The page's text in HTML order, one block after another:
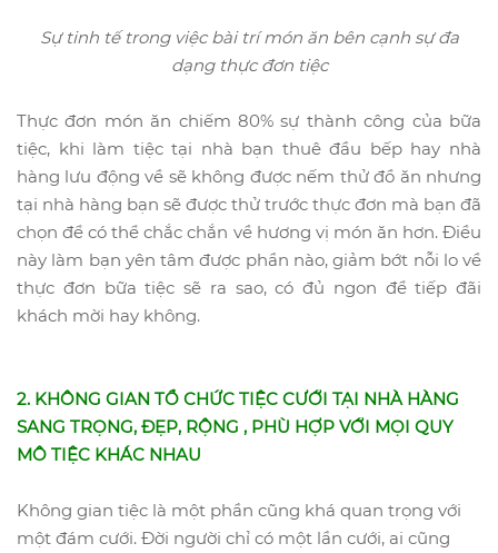
Sự tinh tế trong việc bài trí món ăn bên cạnh sự đa
dạng thực đơn tiệc
Thực đơn món ăn chiếm 80% sự thành công của bữa
tiệc, khi làm tiệc tại nhà bạn thuê đầu bếp hay nhà
hàng lưu động về sẽ không được nếm thử đồ ăn nhưng
tại nhà hàng bạn sẽ được thử trước thực đơn mà bạn đã
chọn để có thể chắc chắn về hương vị món ăn hơn. Điều
này làm bạn yên tâm được phần nào, giảm bớt nỗi lo về
thực đơn bữa tiệc sẽ ra sao, có đủ ngon để tiếp đãi
khách mời hay không.
2. KHÔNG GIAN TỔ CHỨC TIỆC CƯỚI TẠI NHÀ HÀNG
SANG TRỌNG, ĐẸP, RỘNG , PHÙ HỢP VỚI MỌI QUY
MÔ TIỆC KHÁC NHAU
Không gian tiệc là một phần cũng khá quan trọng với
một đám cưới. Đời người chỉ có một lần cưới, ai cũng